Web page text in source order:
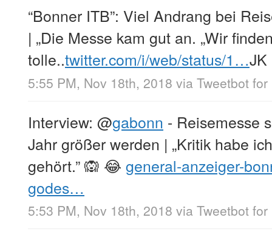
“Bonner ITB”: Viel Andrang bei
| „Die Messe kam gut an. „Wir
tolle..twitter.com/i/web/status/1…JK
5:55 PM, Nov 18th, 2018 via Tweetbot
Interview: @gabonn - Reisemesse
Jahr größer werden | „Kritik habe
gehört.” 🙉 😂 general-anzeiger-
godes…
5:53 PM, Nov 18th, 2018 via Tweetbot